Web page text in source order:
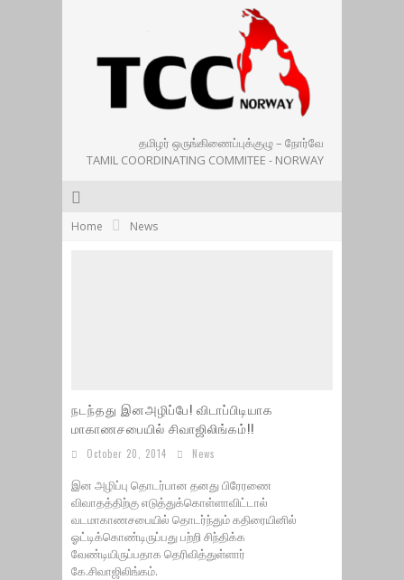
தமிழர் ஒருங்கிணைப்புக்குழு – நோர்வே
TAMIL COORDINATING COMMITEE - NORWAY
Home News
நடந்தது இனஅழிப்பே! விடாப்பிடியாக
மாகாணசபையில் சிவாஜிலிங்கம்!!
October 20, 2014 News
இன அழிப்பு தொடர்பான தனது பிரேரணை
விவாதத்திற்கு எடுத்துக்கொள்ளாவிட்டால்
வடமாகாணசபையில் தொடர்ந்தும் கதிரையினில்
ஓட்டிக்கொண்டிருப்பது பற்றி சிந்திக்க
வேண்டியிருப்பதாக தெரிவித்துள்ளார்
கே.சிவாஜிலிங்கம்.